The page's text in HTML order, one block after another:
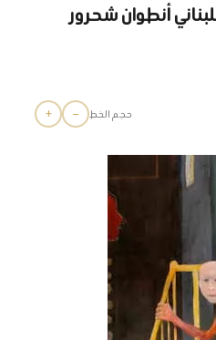
أنطوان شحرور
حجم الخط −
+